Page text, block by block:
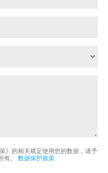
》的相关规定使用您的数据，请予
有。 数据保护政策.